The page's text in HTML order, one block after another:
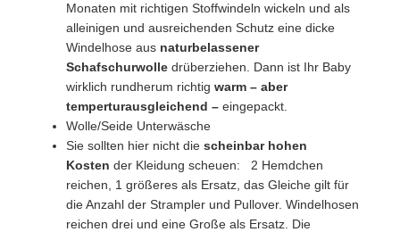
Monaten mit richtigen Stoffwindeln wickeln und als
alleinigen und ausreichenden Schutz eine dicke
Windelhose aus naturbelassener
Schafschurwolle drüberziehen. Dann ist Ihr Baby
wirklich rundherum richtigwarm – aber
temperturausgleichend –eingepackt.
Wolle/Seide Unterwäsche
Sie sollten hier nicht die scheinbar hohen
Kosten der Kleidung scheuen: 2 Hemdchen
reichen, 1 größeres als Ersatz, das Gleiche gilt für
die Anzahl der Strampler und Pullover. Windelhosen
reichen drei und eine Große als Ersatz. Die